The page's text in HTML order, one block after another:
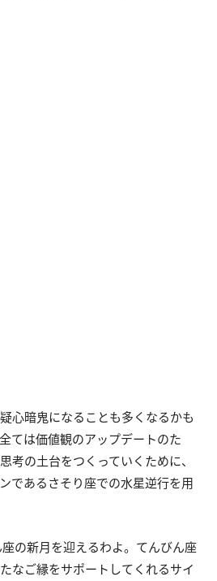
心暗鬼になることも多くなるかも
ては価値観のアップデートのた
考の土台をつくっていくために、
であるさそり座での水星逆行を用
の新月を迎えるわよ。てんびん座
なご縁をサポートしてくれるサイ